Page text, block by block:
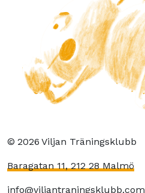
© 2026 Viljan Träningsklubb
Baragatan 11, 212 28 Malmö
info@viljantraningsklubb.com